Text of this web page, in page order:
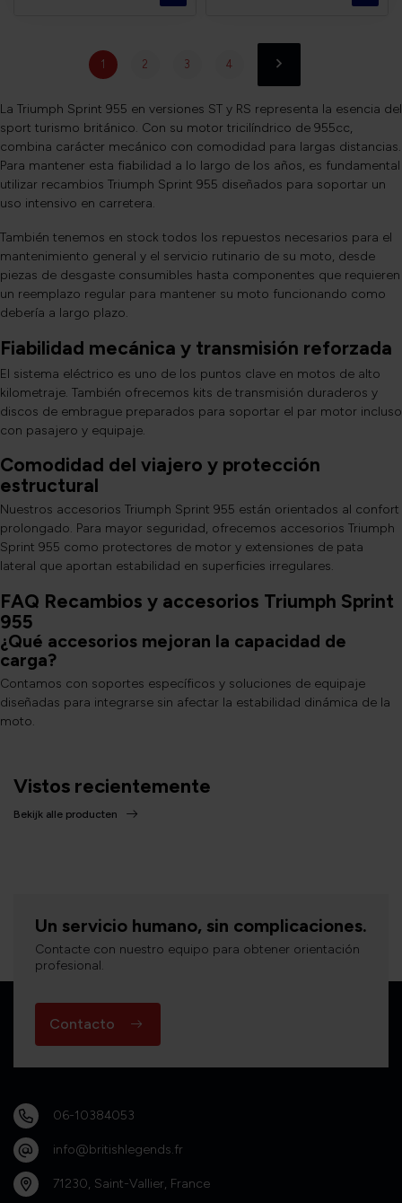
1 2 3 4
La Triumph Sprint 955 en versiones ST y RS representa la esencia del
sport turismo británico. Con su motor tricilíndrico de 955cc,
combina carácter mecánico con comodidad para largas distancias.
Para mantener esta fiabilidad a lo largo de los años, es fundamental
utilizar recambios Triumph Sprint 955 diseñados para soportar un
uso intensivo en carretera.
También tenemos en stock todos los repuestos necesarios para el
mantenimiento general y el servicio rutinario de su moto, desde
piezas de desgaste consumibles hasta componentes que requieren
un reemplazo regular para mantener su moto funcionando como
debería a largo plazo.
Fiabilidad mecánica y transmisión reforzada
El sistema eléctrico es uno de los puntos clave en motos de alto
kilometraje. También ofrecemos kits de transmisión duraderos y
discos de embrague preparados para soportar el par motor incluso
con pasajero y equipaje.
Comodidad del viajero y protección
estructural
Nuestros accesorios Triumph Sprint 955 están orientados al confort
prolongado. Para mayor seguridad, ofrecemos accesorios Triumph
Sprint 955 como protectores de motor y extensiones de pata
lateral que aportan estabilidad en superficies irregulares.
FAQ Recambios y accesorios Triumph Sprint
955
¿Qué accesorios mejoran la capacidad de
carga?
Contamos con soportes específicos y soluciones de equipaje
diseñadas para integrarse sin afectar la estabilidad dinámica de la
moto.
Vistos recientemente
Bekijk alle producten
Un servicio humano, sin complicaciones.
Contacte con nuestro equipo para obtener orientación
profesional.
Contacto
06-10384053
info@britishlegends.fr
71230, Saint-Vallier, France